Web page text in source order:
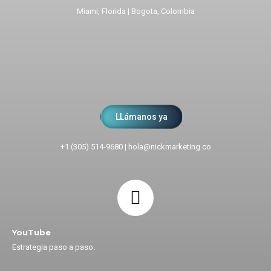
Miami, Florida | Bogota, Colombia
LLámanos ya
+1 (305) 514-9680| hola@nickmarketing.co
YouTube
Estrategia paso a paso.